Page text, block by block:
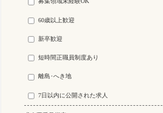
60歳以上歓迎
新卒歓迎
短時間正職員制度あり
離島･へき地
7日以内に公開された求人